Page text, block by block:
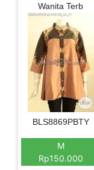
Wanita Terb
BLS8869PBTY
M
Rp150.000